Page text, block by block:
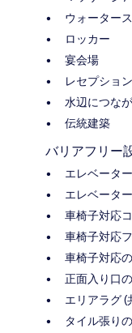
ウォーター
ロッカー
宴会場
レセプショ
水辺につな
伝統建築
バリアフリー
エレベーター
エレベータ
車椅子対応
車椅子対応
車椅子対応
正面入り口
エリアラグ (
タイル張り